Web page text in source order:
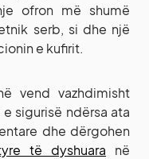
ofron më shumë
serb, si dhe një
e kufirit.
vend vazhdimisht
sigurisë ndërsa ata
dhe dërgohen
të dyshuara në